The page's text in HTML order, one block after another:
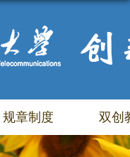
规章制度 双创